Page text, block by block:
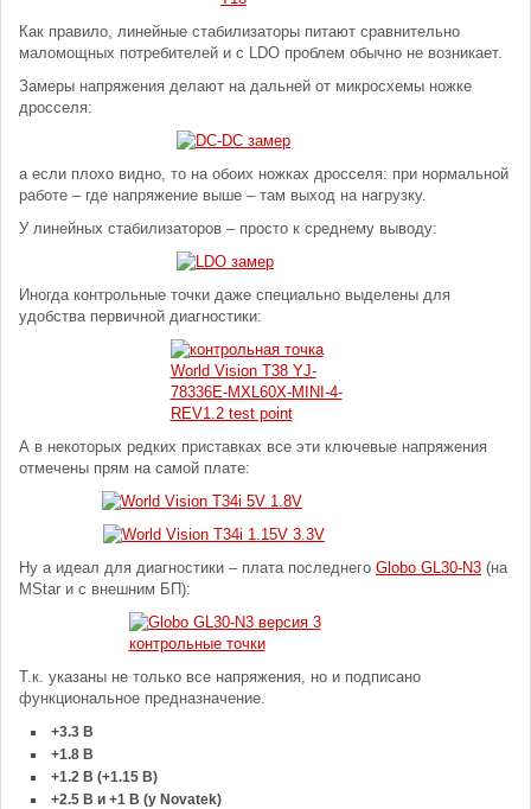
Как правило, линейные стабилизаторы питают сравнительно
маломощных потребителей и с LDO проблем обычно не возникает.
Замеры напряжения делают на дальней от микросхемы ножке
дросселя:
а если плохо видно, то на обоих ножках дросселя: при нормальной
работе – где напряжение выше – там выход на нагрузку.
У линейных стабилизаторов – просто к среднему выводу:
Иногда контрольные точки даже специально выделены для
удобства первичной диагностики:
А в некоторых редких приставках все эти ключевые напряжения
отмечены прям на самой плате:
Ну а идеал для диагностики – плата последнего Globo GL30-N3 (на
MStar и с внешним БП):
Т.к. указаны не только все напряжения, но и подписано
функциональное предназначение.
+3.3 В
+1.8 В
+1.2 В (+1.15 В)
+2.5 В и +1 В (у Novatek)